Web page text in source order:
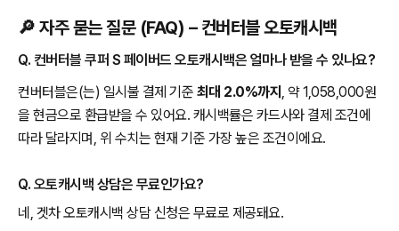
🔎 자주 묻는 질문 (FAQ) – 컨버터블 오토캐시백
Q. 컨버터블 쿠퍼 S 페이버드 오토캐시백은 얼마나 받을 수 있나요?
컨버터블은(는) 일시불 결제 기준 최대 2.0%까지 , 약 1,058,000원
을 현금으로 환급받을 수 있어요. 캐시백률은 카드사와 결제 조건에
따라 달라지며, 위 수치는 현재 기준 가장 높은 조건이에요.
Q. 오토캐시백 상담은 무료인가요?
네, 겟차 오토캐시백 상담 신청은 무료로 제공돼요.